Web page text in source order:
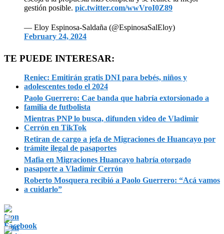
gestión posible. pic.twitter.com/wwVroI0Z89
— Eloy Espinosa-Saldaña (@EspinosaSalEloy)
February 24, 2024
TE PUEDE INTERESAR:
Reniec: Emitirán gratis DNI para bebés, niños y
adolescentes todo el 2024
Paolo Guerrero: Cae banda que habría extorsionado a
familia de futbolista
Mientras PNP lo busca, difunden video de Vladimir
Cerrón en TikTok
Retiran de cargo a jefa de Migraciones de Huancayo por
trámite ilegal de pasaportes
Mafia en Migraciones Huancayo habría otorgado
pasaporte a Vladimir Cerrón
Roberto Mosquera recibió a Paolo Guerrero: “Acá vamos
a cuidarlo”